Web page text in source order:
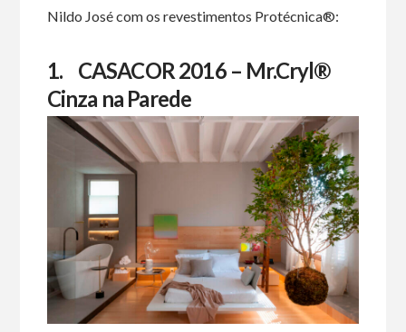
Nildo José com os revestimentos Protécnica®:
1. CASACOR 2016 – Mr.Cryl®
Cinza na Parede